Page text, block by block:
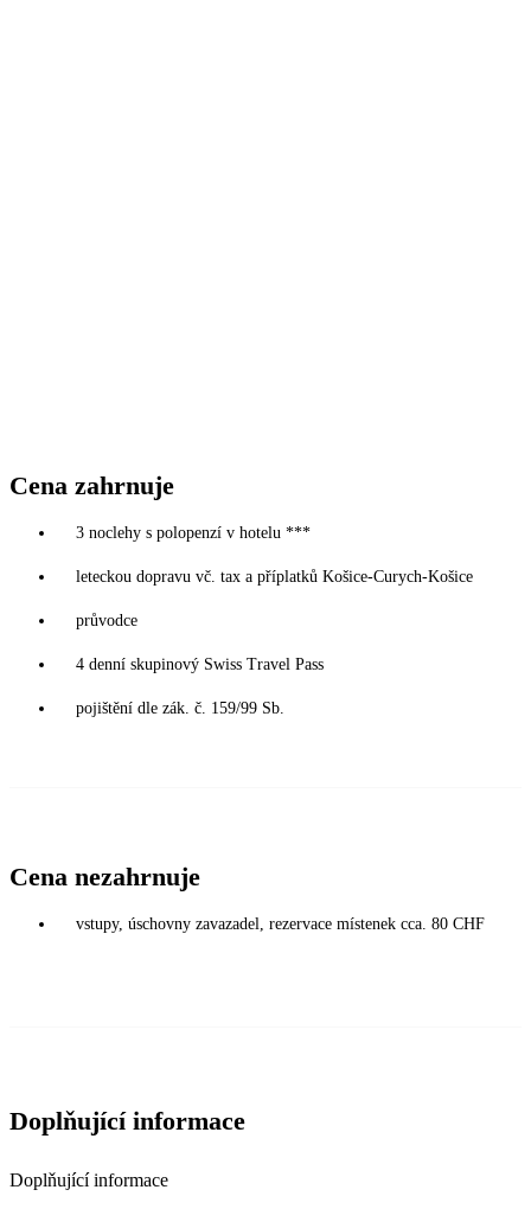
Cena zahrnuje
3 noclehy s polopenzí v hotelu ***
leteckou dopravu vč. tax a příplatků Košice-Curych-Košice
průvodce
4 denní skupinový Swiss Travel Pass
pojištění dle zák. č. 159/99 Sb.
Cena nezahrnuje
vstupy, úschovny zavazadel, rezervace místenek cca. 80 CHF
Doplňující informace
Doplňující informace